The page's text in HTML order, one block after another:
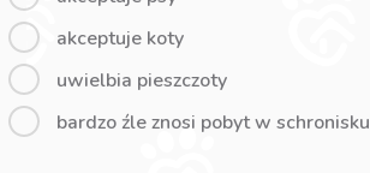
akceptuje koty
uwielbia pieszczoty
bardzo źle znosi pobyt w schronisku